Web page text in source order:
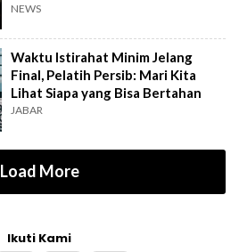
NEWS
Waktu Istirahat Minim Jelang
Final, Pelatih Persib: Mari Kita
Lihat Siapa yang Bisa Bertahan
JABAR
Load More
Ikuti Kami